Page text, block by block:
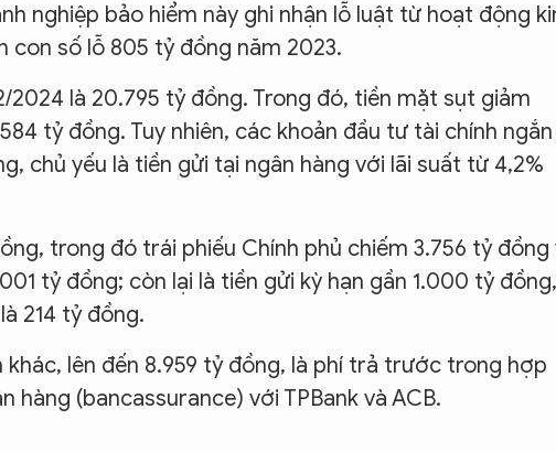
nghiệp bảo hiểm này ghi nhận lỗ luật từ hoạt động
con số lỗ 805 tỷ đồng năm 2023.
2024 là 20.795 tỷ đồng. Trong đó, tiền mặt sụt giảm
tỷ đồng. Tuy nhiên, các khoản đầu tư tài chính ngắn
chủ yếu là tiền gửi tại ngân hàng với lãi suất từ 4,2%
trong đó trái phiếu Chính phủ chiếm 3.756 tỷ đồng
tỷ đồng; còn lại là tiền gửi kỳ hạn gần 1.000 tỷ đồng,
214 tỷ đồng.
khác, lên đến 8.959 tỷ đồng, là phí trả trước trong hợp
hàng (bancassurance) với TPBank và ACB.